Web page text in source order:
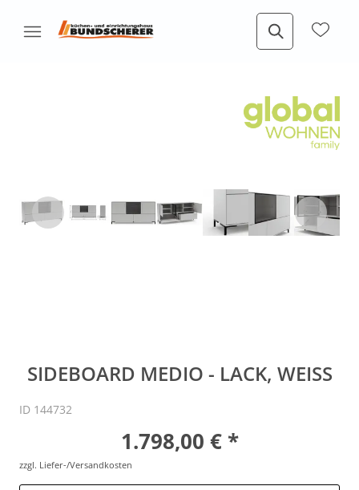
SIDEBOARD MEDIO - LACK, WEISS
ID 144732
1.798,00 € *
zzgl. Liefer-/Versandkosten